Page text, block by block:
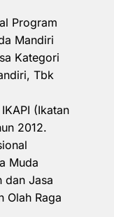
Program
Mandiri
Kategori
Tbk
(Ikatan
2012.
Muda
dan Jasa
Olah Raga